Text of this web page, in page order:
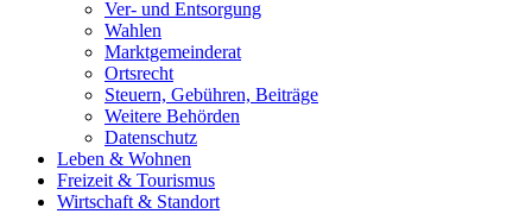
Ver- und Entsorgung
Wahlen
Marktgemeinderat
Ortsrecht
Steuern, Gebühren, Beiträge
Weitere Behörden
Datenschutz
Leben & Wohnen
Freizeit & Tourismus
Wirtschaft & Standort